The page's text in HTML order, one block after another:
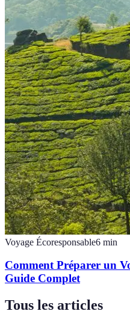
Voyage Écoresponsable6 min
Comment Préparer un
Guide Complet
Tous les articles